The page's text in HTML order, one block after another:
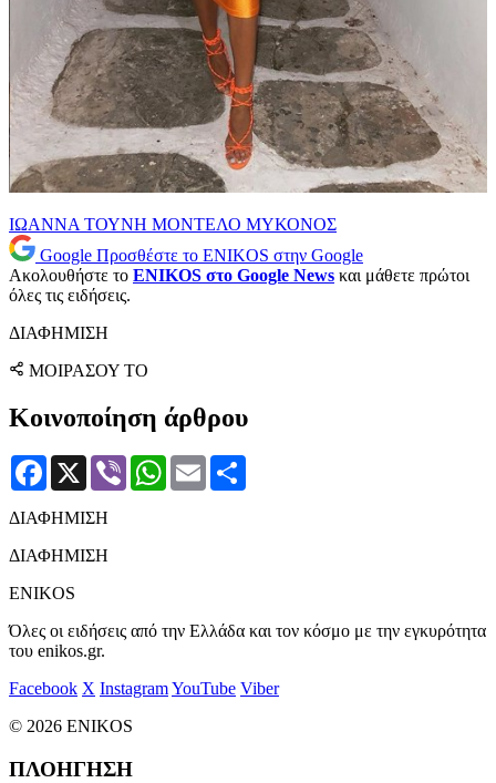
ΙΩΑΝΝΑ ΤΟΥΝΗ ΜΟΝΤΕΛΟ ΜΥΚΟΝΟΣ
Google Προσθέστε το ENIKOS στην Google
Ακολουθήστε το ENIKOS στο Google News και μάθετε πρώτοι
όλες τις ειδήσεις.
ΔΙΑΦΗΜΙΣΗ
ΜΟΙΡΑΣΟΥ ΤΟ
Κοινοποίηση άρθρου
Facebook
X Viber WhatsApp
Email
ΔΙΑΦΗΜΙΣΗ
ΔΙΑΦΗΜΙΣΗ
ENIKOS
Όλες οι ειδήσεις από την Ελλάδα και τον κόσμο με την εγκυρότητα
του enikos.gr.
Facebook X InstagramYouTube Viber
© 2026 ENIKOS
ΠΛΟΗΓΗΣΗ